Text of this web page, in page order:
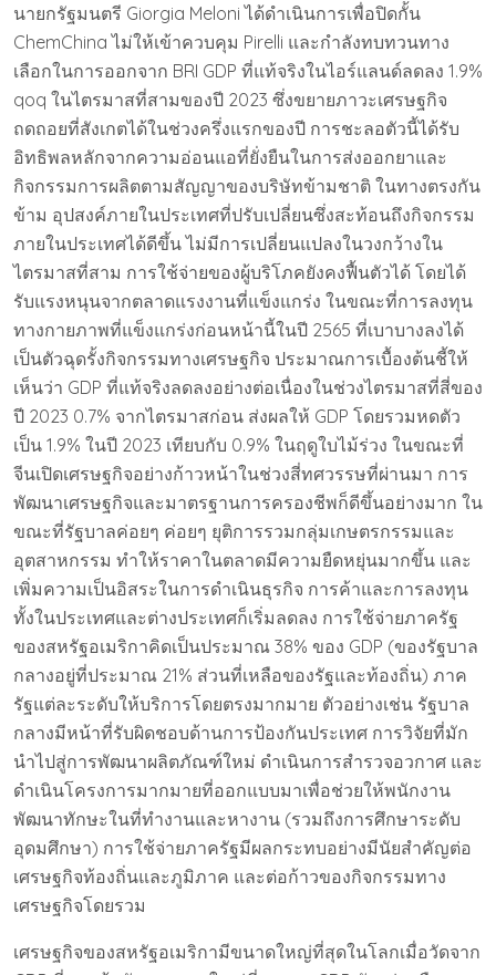
นายกรัฐมนตรี Giorgia Meloni ได้ดำเนินการเพื่อปิดกั้น
ChemChina ไม่ให้เข้าควบคุม Pirelli และกำลังทบทวนทาง
เลือกในการออกจาก BRI GDP ที่แท้จริงในไอร์แลนด์ลดลง 1.9%
qoq ในไตรมาสที่สามของปี 2023 ซึ่งขยายภาวะเศรษฐกิจ
ถดถอยที่สังเกตได้ในช่วงครึ่งแรกของปี การชะลอตัวนี้ได้รับ
อิทธิพลหลักจากความอ่อนแอที่ยั่งยืนในการส่งออกยาและ
กิจกรรมการผลิตตามสัญญาของบริษัทข้ามชาติ ในทางตรงกัน
ข้าม อุปสงค์ภายในประเทศที่ปรับเปลี่ยนซึ่งสะท้อนถึงกิจกรรม
ภายในประเทศได้ดีขึ้น ไม่มีการเปลี่ยนแปลงในวงกว้างใน
ไตรมาสที่สาม การใช้จ่ายของผู้บริโภคยังคงฟื้นตัวได้ โดยได้
รับแรงหนุนจากตลาดแรงงานที่แข็งแกร่ง ในขณะที่การลงทุน
ทางกายภาพที่แข็งแกร่งก่อนหน้านี้ในปี 2565 ที่เบาบางลงได้
เป็นตัวฉุดรั้งกิจกรรมทางเศรษฐกิจ ประมาณการเบื้องต้นชี้ให้
เห็นว่า GDP ที่แท้จริงลดลงอย่างต่อเนื่องในช่วงไตรมาสที่สี่ของ
ปี 2023 0.7% จากไตรมาสก่อน ส่งผลให้ GDP โดยรวมหดตัว
เป็น 1.9% ในปี 2023 เทียบกับ 0.9% ในฤดูใบไม้ร่วง ในขณะที่
จีนเปิดเศรษฐกิจอย่างก้าวหน้าในช่วงสี่ทศวรรษที่ผ่านมา การ
พัฒนาเศรษฐกิจและมาตรฐานการครองชีพก็ดีขึ้นอย่างมาก ใน
ขณะที่รัฐบาลค่อยๆ ค่อยๆ ยุติการรวมกลุ่มเกษตรกรรมและ
อุตสาหกรรม ทำให้ราคาในตลาดมีความยืดหยุ่นมากขึ้น และ
เพิ่มความเป็นอิสระในการดำเนินธุรกิจ การค้าและการลงทุน
ทั้งในประเทศและต่างประเทศก็เริ่มลดลง การใช้จ่ายภาครัฐ
ของสหรัฐอเมริกาคิดเป็นประมาณ 38% ของ GDP (ของรัฐบาล
กลางอยู่ที่ประมาณ 21% ส่วนที่เหลือของรัฐและท้องถิ่น) ภาค
รัฐแต่ละระดับให้บริการโดยตรงมากมาย ตัวอย่างเช่น รัฐบาล
กลางมีหน้าที่รับผิดชอบด้านการป้องกันประเทศ การวิจัยที่มัก
นำไปสู่การพัฒนาผลิตภัณฑ์ใหม่ ดำเนินการสำรวจอวกาศ และ
ดำเนินโครงการมากมายที่ออกแบบมาเพื่อช่วยให้พนักงาน
พัฒนาทักษะในที่ทำงานและหางาน (รวมถึงการศึกษาระดับ
อุดมศึกษา) การใช้จ่ายภาครัฐมีผลกระทบอย่างมีนัยสำคัญต่อ
เศรษฐกิจท้องถิ่นและภูมิภาค และต่อก้าวของกิจกรรมทาง
เศรษฐกิจโดยรวม
เศรษฐกิจของสหรัฐอเมริกามีขนาดใหญ่ที่สุดในโลกเมื่อวัดจาก